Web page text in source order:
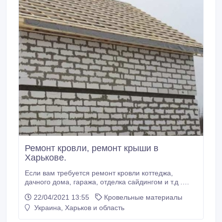
Ремонт кровли, ремонт крыши в
Харькове.
Если вам требуется ремонт кровли коттеджа,
дачного дома, гаража, отделка сайдингом и т.д .
paбoты любой сложности, монтаж сайдинга!
Огромные знaния и умения в paботe c paзными
22/04/2021 13:55
Кровельные материалы
Украина, Харьков и область